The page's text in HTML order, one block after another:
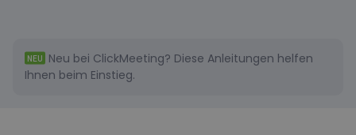
NEU Neu bei ClickMeeting? Diese Anleitungen helfen
Ihnen beim Einstieg.